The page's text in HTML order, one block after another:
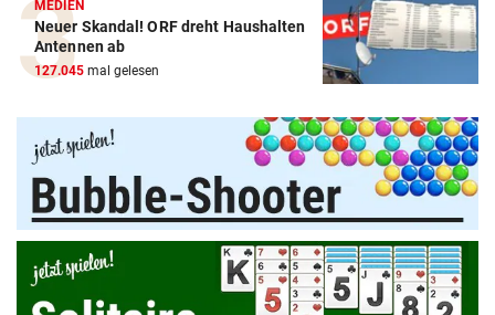
MEDIEN
Neuer Skandal! ORF dreht Haushalten
Antennen ab
127.045 mal gelesen
Amazon-Kindle Vergleich
ZUM VERGLEICH
Apple-iPad Vergleich
ZUM VERGLEICH
Apple-iPhone Vergleich
ZUM VERGLEICH
Apple Macbook Vergleich
ZUM VERGLEICH